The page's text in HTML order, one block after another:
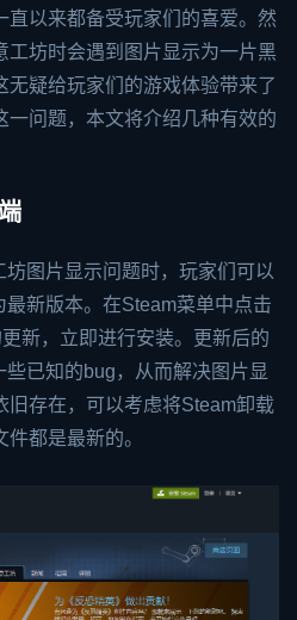
直以来都备受玩家们的喜爱。然
工坊时会遇到图片显示为一片黑
无疑给玩家们的游戏体验带来了
一问题，本文将介绍几种有效的
图片显示问题时，玩家们可以
新版本。在Steam菜单中点击
新，立即进行安装。更新后的
已知的bug，从而解决图片显
旧存在，可以考虑将Steam卸载
都是最新的。